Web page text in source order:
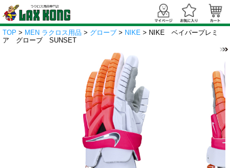
TOP > MEN ラクロス用品 > グローブ > NIKE > NIKE ベイパープレミ
ア グローブ SUNSET